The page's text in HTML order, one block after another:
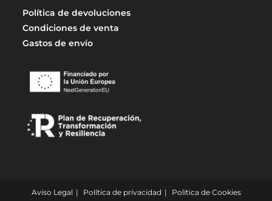
Política de devoluciones
Condiciones de venta
Gastos de envío
Aviso Legal Política de privacidad Política de Cookies